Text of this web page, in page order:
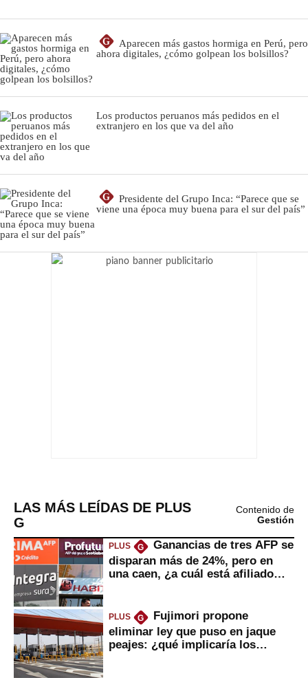
G
Aparecen más gastos hormiga en Perú, pero
ahora digitales, ¿cómo golpean los bolsillos?
Los productos peruanos más pedidos en el
extranjero en los que va del año
G
Presidente del Grupo Inca: “Parece que se
viene una época muy buena para el sur del país”
LAS MÁS LEÍDAS DE PLUS
G
Contenido de
Gestión
PLUS G
Ganancias de tres AFP se
disparan más de 24%, pero en
una caen, ¿a cuál está afiliado
PLUS G
Fujimori propone
eliminar ley que puso en jaque
peajes: ¿qué implicaría los